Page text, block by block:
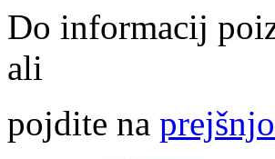
Do informacij
ali
pojdite na